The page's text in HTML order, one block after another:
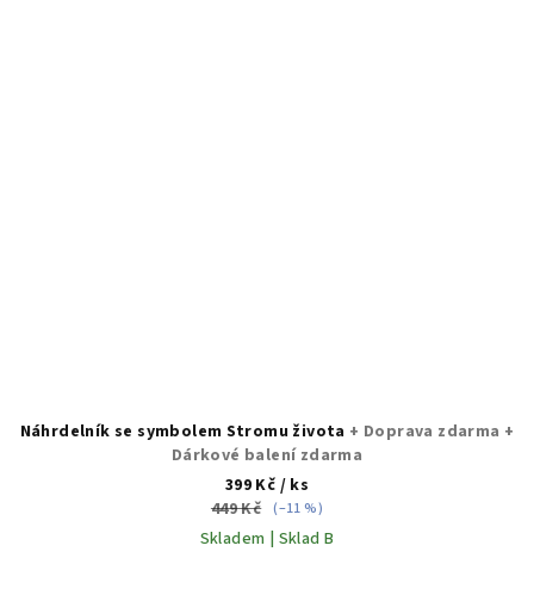
Náhrdelník se symbolem Stromu života + Doprava zdarma +
Dárkové balení zdarma
399 Kč / ks
449 Kč (–11 %)
Skladem | Sklad B